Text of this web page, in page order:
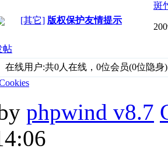
[其它] 版权保护友情提示
斑
帖
在线用户:共0人在线，0位会员(0位隐身)
phpwind v8.7